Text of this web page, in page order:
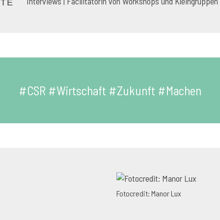
#CSR #Wirtschaft #Zukunft #Machen
Fotocredit: Manor Lux